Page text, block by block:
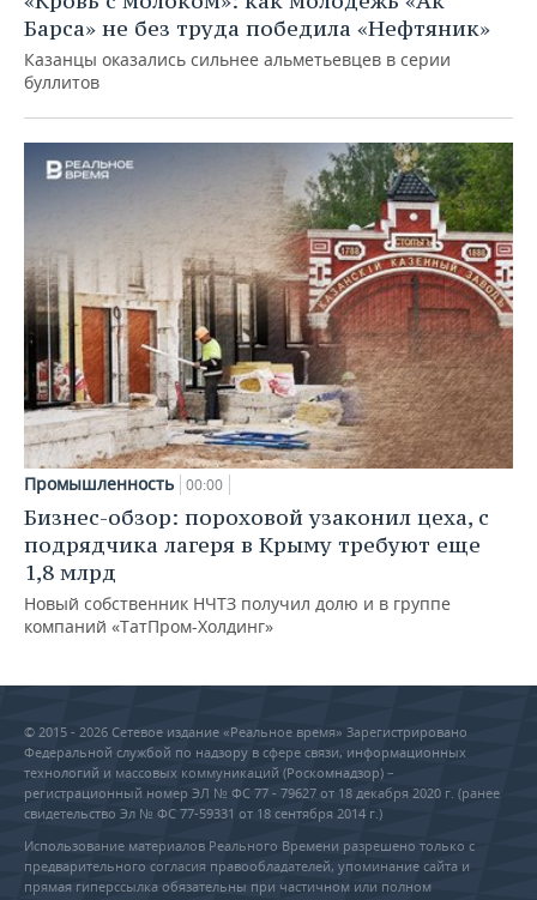
Барса» не без труда победила «Нефтяник»
Казанцы оказались сильнее альметьевцев в серии
буллитов
Промышленность 00:00
Бизнес-обзор: пороховой узаконил цеха, с
подрядчика лагеря в Крыму требуют еще
1,8 млрд
Новый собственник НЧТЗ получил долю и в группе
компаний «ТатПром-Холдинг»
© 2015 - 2026 Сетевое издание «Реальное время» Зарегистрировано
Федеральной службой по надзору в сфере связи, информационных
технологий и массовых коммуникаций (Роскомнадзор) –
регистрационный номер ЭЛ № ФС 77 - 79627 от 18 декабря 2020 г. (ранее
свидетельство Эл № ФС 77-59331 от 18 сентября 2014 г.)
Использование материалов Реального Времени разрешено только с
предварительного согласия правообладателей, упоминание сайта и
прямая гиперссылка обязательны при частичном или полном